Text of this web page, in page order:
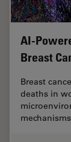
AI-
Breast
Breast
deaths in